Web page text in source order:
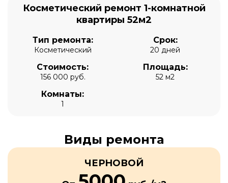
Косметический ремонт 1-комнатной
квартиры 52м2
Тип ремонта:
Косметический
Срок:
20 дней
Стоимость:
156 000 руб.
Площадь:
52 м2
Комнаты:
1
Виды ремонта
ЧЕРНОВОЙ